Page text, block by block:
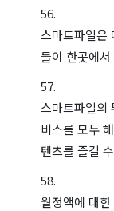
스마트파일은
들이 한곳에
스마트파일의
비스를 모두
텐츠를 즐길
월정액에 대